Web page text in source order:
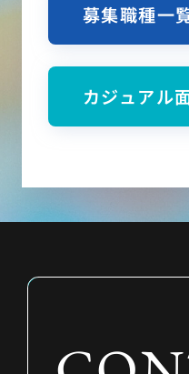
募集職種一
カジュアル